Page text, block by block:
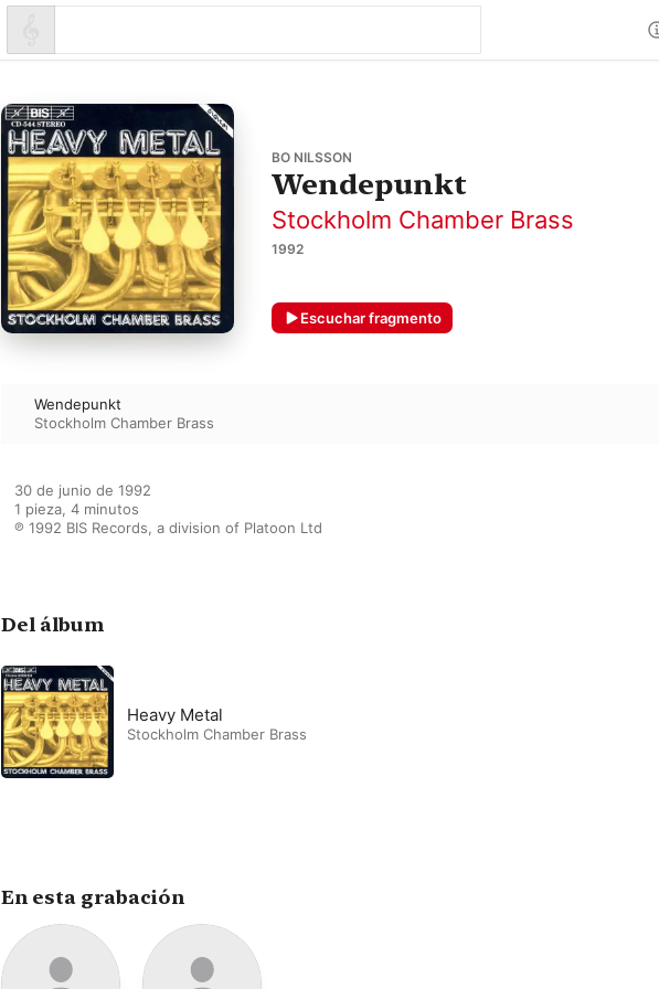
BO NILSSON
Wendepunkt
Stockholm Chamber Brass
1992
Escuchar fragmento
Wendepunkt
Stockholm Chamber Brass
30 de junio de 1992
1 pieza, 4 minutos
℗ 1992 BIS Records, a division of Platoon Ltd
Del álbum
Heavy Metal
Stockholm Chamber Brass
En esta grabación